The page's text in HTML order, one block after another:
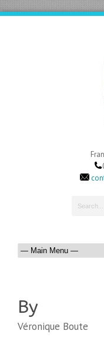
By
Véronique Boute